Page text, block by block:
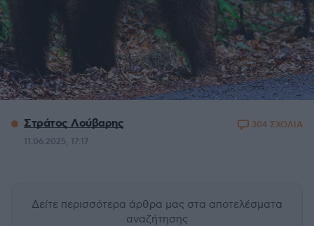
Στράτος Λούβαρης
11.06.2025, 17:17
304 ΣΧΟΛΙΑ
Δείτε περισσότερα άρθρα μας στα αποτελέσματα
αναζήτησης